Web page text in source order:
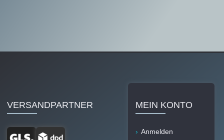
VERSANDPARTNER MEIN KONTO
Anmelden